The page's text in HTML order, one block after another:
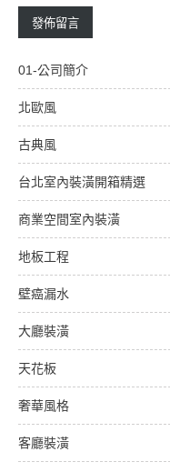
01-公司簡介
北歐風
古典風
台北室內裝潢開箱精選
商業空間室內裝潢
地板工程
壁癌漏水
大廳裝潢
天花板
奢華風格
客廳裝潢